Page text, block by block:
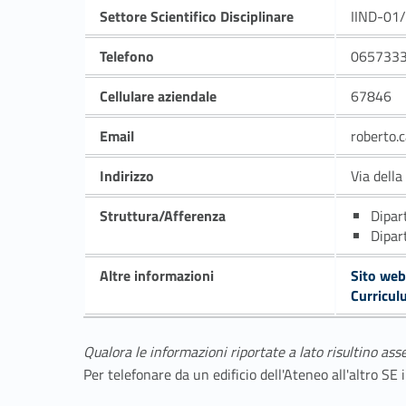
Settore Scientifico Disciplinare
IIND-
Telefono
Cellulare aziendale
67846
Email
Indirizzo
Via
Struttura/Afferenza
Altre informazioni
Sito
Qualora le informazioni riportate a lato risultino
Per telefonare da un edificio dell'Ateneo all'altro